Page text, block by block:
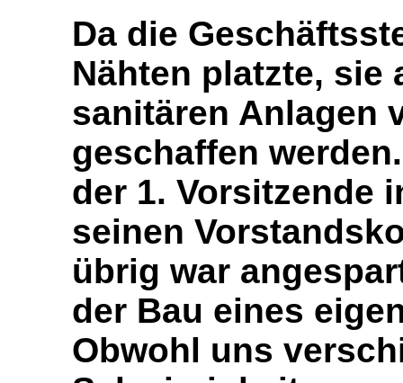
Da die
Nähten platzte, sie
sanitären Anlagen
geschaffen
der 1. Vorsitzende
seinen
übrig war
der Bau eines
Obwohl uns